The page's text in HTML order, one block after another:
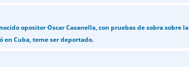
opositor Oscar Casanella, con pruebas de sobra sobre la
en Cuba, teme ser deportado.